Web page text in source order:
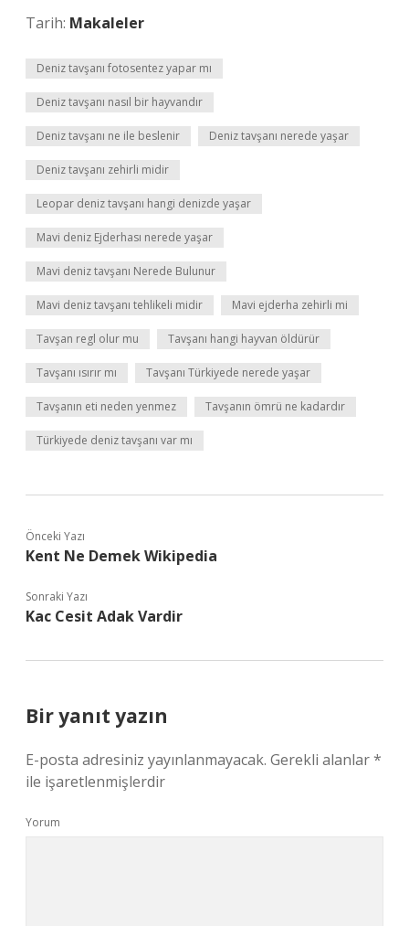
Tarih: Makaleler
Deniz tavşanı fotosentez yapar mı
Deniz tavşanı nasıl bir hayvandır
Deniz tavşanı ne ile beslenir Deniz tavşanı nerede yaşar
Deniz tavşanı zehirli midir
Leopar deniz tavşanı hangi denizde yaşar
Mavi deniz Ejderhası nerede yaşar
Mavi deniz tavşanı Nerede Bulunur
Mavi deniz tavşanı tehlikeli midir Mavi ejderha zehirli mi
Tavşan regl olur mu Tavşanı hangi hayvan öldürür
Tavşanı ısırır mı Tavşanı Türkiyede nerede yaşar
Tavşanın eti neden yenmez Tavşanın ömrü ne kadardır
Türkiyede deniz tavşanı var mı
Önceki Yazı
Kent Ne Demek Wikipedia
Sonraki Yazı
Kac Cesit Adak Vardir
Bir yanıt yazın
E-posta adresiniz yayınlanmayacak. Gerekli alanlar*
ile işaretlenmişlerdir
Yorum